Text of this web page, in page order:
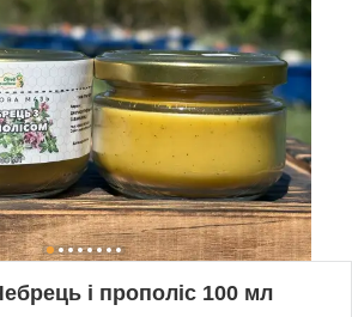
і прополіс 100 мл